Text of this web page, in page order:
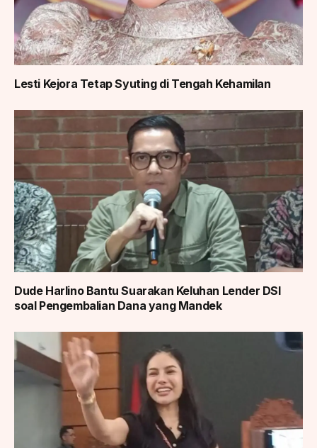
Lesti Kejora Tetap Syuting di Tengah Kehamilan
Dude Harlino Bantu Suarakan Keluhan Lender DSI
soal Pengembalian Dana yang Mandek